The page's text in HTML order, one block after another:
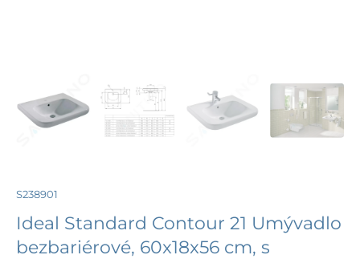
S238901
Ideal Standard Contour 21 Umývadlo
bezbariérové, 60x18x56 cm, s